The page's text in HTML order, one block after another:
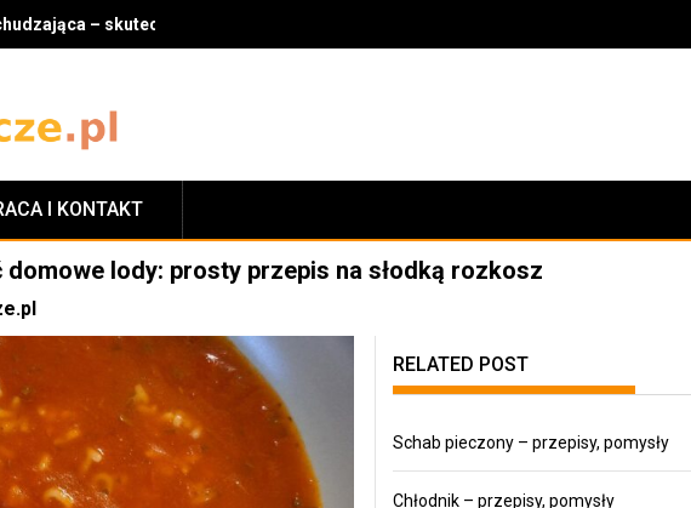
– skuteczny sposób na zrzucenie wagi
I KONTAKT
lody: prosty przepis na słodką rozkosz
RELATED POST
Schab pieczony – przepisy, pomysły
Chłodnik – przepisy, pomysły